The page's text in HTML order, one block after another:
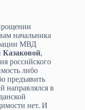
начальника
МВД
,
российского
либо
предъявить
направлялся в
нет. И